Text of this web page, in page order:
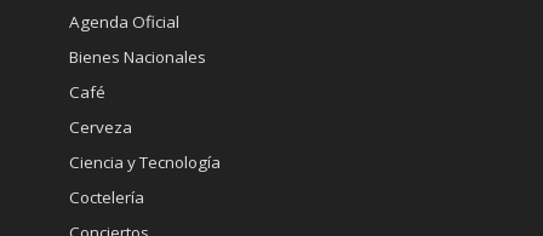
Agenda Oficial
Bienes Nacionales
Café
Cerveza
Ciencia y Tecnología
Coctelería